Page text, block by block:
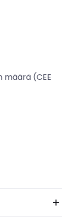
(CEE